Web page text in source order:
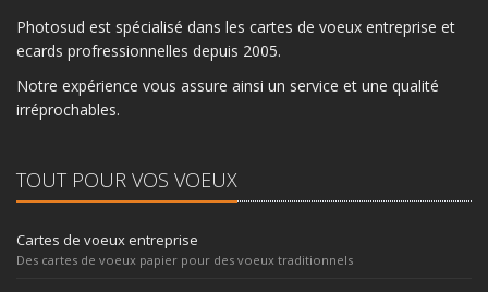
Photosud est spécialisé dans les cartes de voeux entreprise et
ecards profressionnelles depuis 2005.
Notre expérience vous assure ainsi un service et une qualité
irréprochables.
TOUT POUR VOS VOEUX
Cartes de voeux entreprise
Des cartes de voeux papier pour des voeux traditionnels